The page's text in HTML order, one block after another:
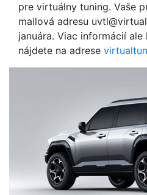
pre virtuálny tuning. Vaše
mailová adresu
januára. Viac informácií ale
nájdete na adrese